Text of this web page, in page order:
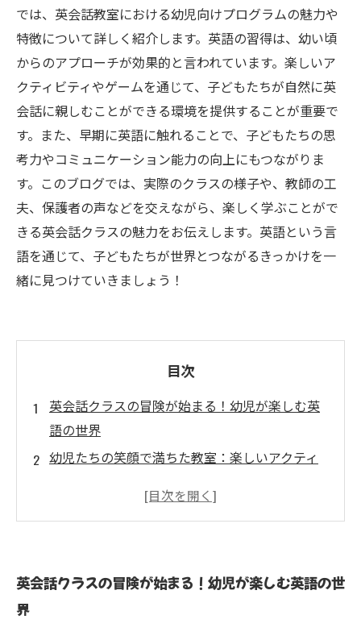
では、英会話教室における幼児向けプログラムの魅力や
特徴について詳しく紹介します。英語の習得は、幼い頃
からのアプローチが効果的と言われています。楽しいア
クティビティやゲームを通じて、子どもたちが自然に英
会話に親しむことができる環境を提供することが重要で
す。また、早期に英語に触れることで、子どもたちの思
考力やコミュニケーション能力の向上にもつながりま
す。このブログでは、実際のクラスの様子や、教師の工
夫、保護者の声などを交えながら、楽しく学ぶことがで
きる英会話クラスの魅力をお伝えします。英語という言
語を通じて、子どもたちが世界とつながるきっかけを一
緒に見つけていきましょう！
目次
英会話クラスの冒険が始まる！幼児が楽しむ英
語の世界
幼児たちの笑顔で満ちた教室：楽しいアクティ
ゲームで学ぶ！子どもたちが英会話を習得する
る大切な時間
英会話クラスの冒険が始まる！幼児が楽しむ英語の世
界